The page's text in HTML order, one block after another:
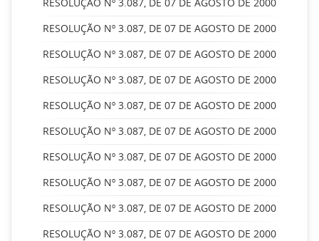
RESOLUÇÃO Nº 3.087, DE 07 DE AGOSTO DE 2000
RESOLUÇÃO Nº 3.087, DE 07 DE AGOSTO DE 2000
RESOLUÇÃO Nº 3.087, DE 07 DE AGOSTO DE 2000
RESOLUÇÃO Nº 3.087, DE 07 DE AGOSTO DE 2000
RESOLUÇÃO Nº 3.087, DE 07 DE AGOSTO DE 2000
RESOLUÇÃO Nº 3.087, DE 07 DE AGOSTO DE 2000
RESOLUÇÃO Nº 3.087, DE 07 DE AGOSTO DE 2000
RESOLUÇÃO Nº 3.087, DE 07 DE AGOSTO DE 2000
RESOLUÇÃO Nº 3.087, DE 07 DE AGOSTO DE 2000